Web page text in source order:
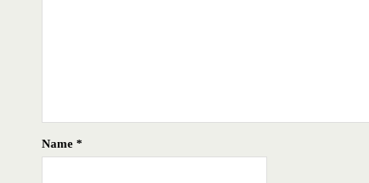
Name *